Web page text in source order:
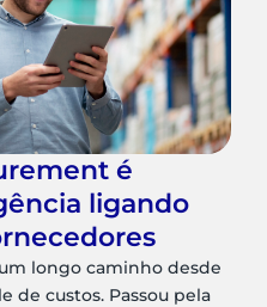
é
ligando
longo caminho desde
de custos. Passou pela